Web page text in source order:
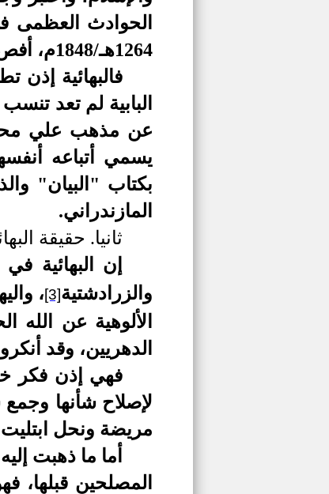
الحوادث العظمى
1264هـ/1848م، أفص فيه عن خيوط هذه العقيدة، وأعلن خروجه عن الإسلام وعقيدته
فالبهائية إذن
البابية لم تعد
عن مذهب علي محمد
يسمي أتباعه
بكتاب "البيان"
المازندر اني.
ثانيا. حقيقة
إن البهائية
والزرادشتية[3]،
الألوهية عن الله
الدهريين، وقد
فهي إذن فكر
لإصلاح شأنها
مريضة ونحل ابتليت
أما ما ذهبت
المصلحين قبلها،